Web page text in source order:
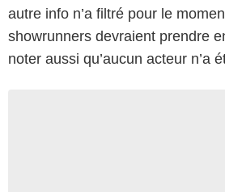
autre info n’a filtré pour le
showrunners devraient prendre
noter aussi qu’aucun acteur n’a